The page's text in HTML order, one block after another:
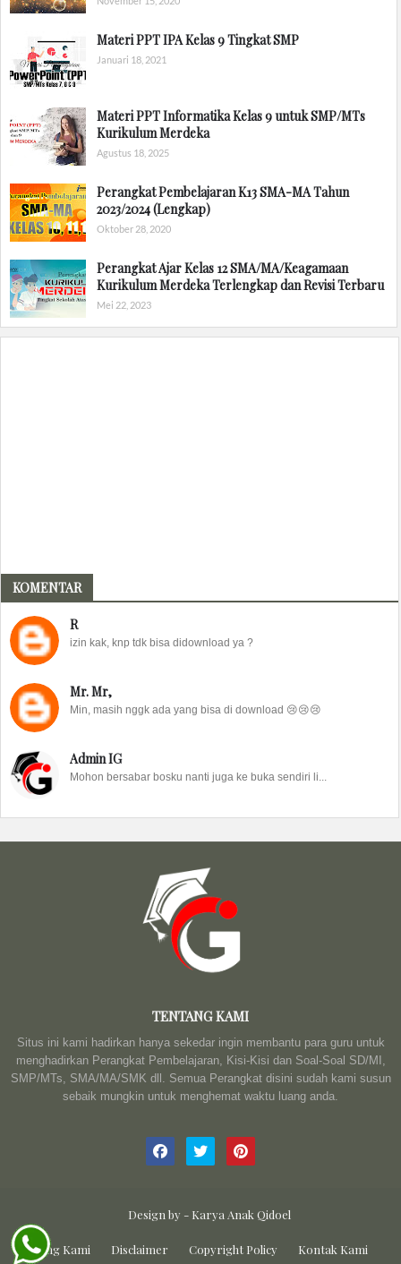
Materi PPT IPA Kelas 9 Tingkat SMP
Januari 18, 2021
Materi PPT Informatika Kelas 9 untuk SMP/MTs
Kurikulum Merdeka
Agustus 18, 2025
Perangkat Pembelajaran K13 SMA-MA Tahun
2023/2024 (Lengkap)
Oktober 28, 2020
Perangkat Ajar Kelas 12 SMA/MA/Keagamaan
Kurikulum Merdeka Terlengkap dan Revisi Terbaru
Mei 22, 2023
KOMENTAR
R
izin kak, knp tdk bisa didownload ya ?
Mr. Mr,
Min, masih nggk ada yang bisa di download 😢😢😢
Admin IG
Mohon bersabar bosku nanti juga ke buka sendiri li...
TENTANG KAMI
Situs ini kami hadirkan hanya sekedar ingin membantu para guru untuk
menghadirkan Perangkat Pembelajaran, Kisi-Kisi dan Soal-Soal SD/MI,
SMP/MTs, SMA/MA/SMK dll. Semua Perangkat disini sudah kami susun
sebaik mungkin untuk menghemat waktu luang anda.
Design by - Karya Anak Qidoel
Tentang Kami Disclaimer Copyright Policy Kontak Kami